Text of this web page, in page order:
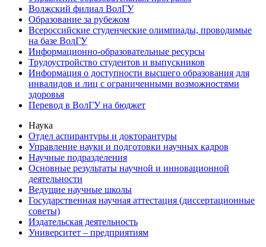
Волжский филиал ВолГУ
Образование за рубежом
Всероссийские студенческие олимпиады, проводимые
на базе ВолГУ
Информационно-образовательные ресурсы
Трудоустройство студентов и выпускников
Информация о доступности высшего образования для
инвалидов и лиц с ограниченными возможностями
здоровья
Перевод в ВолГУ на бюджет
Наука
Отдел аспирантуры и докторантуры
Управление науки и подготовки научных кадров
Научные подразделения
Основные результаты научной и инновационной
деятельности
Ведущие научные школы
Государственная научная аттестация (диссертационные
советы)
Издательская деятельность
Университет – предприятиям